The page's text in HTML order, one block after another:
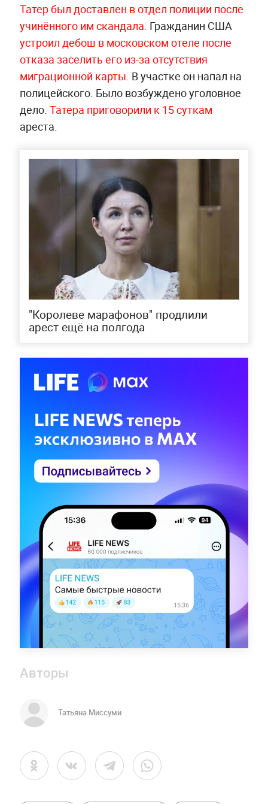
Татер был доставлен в отдел полиции после
учинённого им скандала. Гражданин США
устроил дебош в московском отеле после
отказа заселить его из-за отсутствия
миграционной карты. В участке он напал на
полицейского. Было возбуждено уголовное
дело. Татера приговорили к 15 суткам
ареста.
"Королеве марафонов" продлили
арест ещё на полгода
Авторы
Татьяна Миссуми